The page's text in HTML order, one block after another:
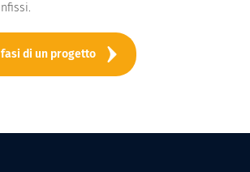
di un progetto